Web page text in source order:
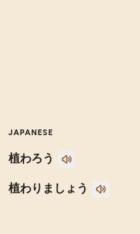
JAPANESE
植わろう
植わりましょう